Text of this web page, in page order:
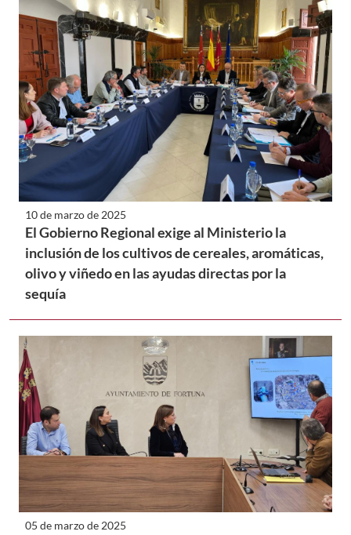
10 de marzo de 2025
El Gobierno Regional exige al Ministerio la
inclusión de los cultivos de cereales, aromáticas,
olivo y viñedo en las ayudas directas por la
sequía
05 de marzo de 2025